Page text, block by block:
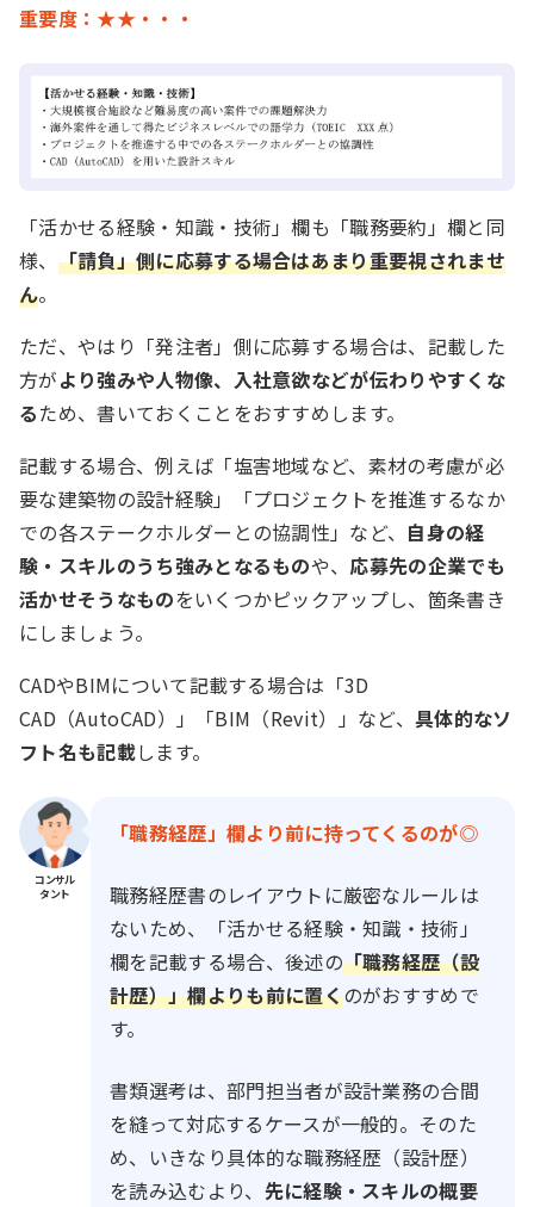
重要度：★★・・・
「活かせる経験・知識・技術」欄も「職務要約」欄と同
様、 「請負」側に応募する場合はあまり重要視されませ
ん。
ただ、やはり「発注者」側に応募する場合は、記載した
方がより強みや人物像、入社意欲などが伝わりやすくな
るため、書いておくことをおすすめします。
記載する場合、例えば「塩害地域など、素材の考慮が必
要な建築物の設計経験」「プロジェクトを推進するなか
での各ステークホルダーとの協調性」など、 自身の経
験・スキルのうち強みとなるものや、 応募先の企業でも
活かせそうなものをいくつかピックアップし、箇条書き
にしましょう。
CADやBIMについて記載する場合は「3D
CAD（AutoCAD）」「BIM（Revit）」など、 具体的なソ
フト名も記載します。
コンサル
タント
「職務経歴」欄より前に持ってくるのが◎
職務経歴書のレイアウトに厳密なルールは
ないため、「活かせる経験・知識・技術」
欄を記載する場合、後述の「職務経歴（設
計歴）」欄よりも前に置くのがおすすめで
す。
書類選考は、部門担当者が設計業務の合間
を縫って対応するケースが一般的。そのた
め、いきなり具体的な職務経歴（設計歴）
を読み込むより、 先に経験・スキルの概要